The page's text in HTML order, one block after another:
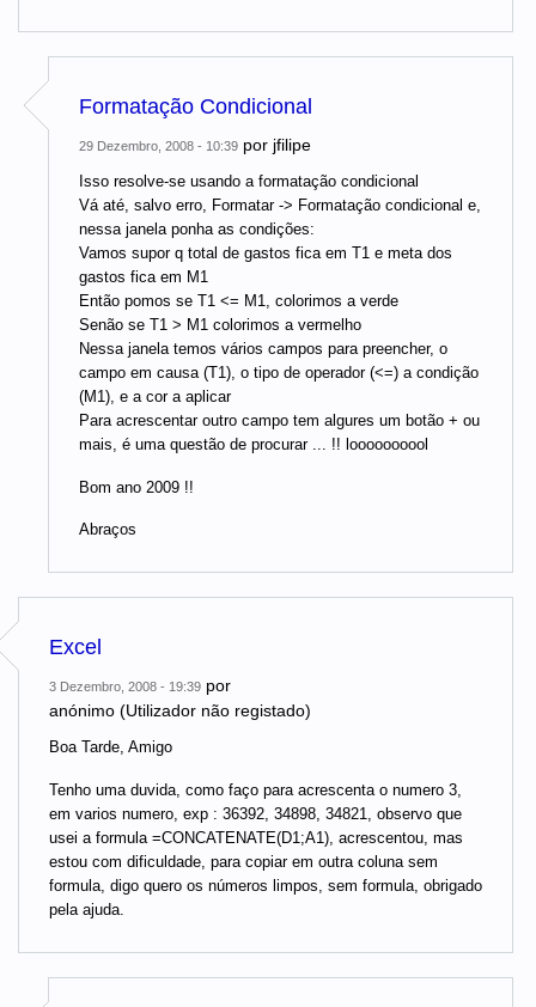
Formatação Condicional
29 Dezembro, 2008 - 10:39 por jfilipe
Isso resolve-se usando a formatação condicional
Vá até, salvo erro, Formatar -> Formatação condicional e,
nessa janela ponha as condições:
Vamos supor q total de gastos fica em T1 e meta dos
gastos fica em M1
Então pomos se T1 <= M1, colorimos a verde
Senão se T1 > M1 colorimos a vermelho
Nessa janela temos vários campos para preencher, o
campo em causa (T1), o tipo de operador (<=) a condição
(M1), e a cor a aplicar
Para acrescentar outro campo tem algures um botão + ou
mais, é uma questão de procurar ... !! loooooooool
Bom ano 2009 !!
Abraços
Excel
3 Dezembro, 2008 - 19:39 por
anónimo (Utilizador não registado)
Boa Tarde, Amigo
Tenho uma duvida, como faço para acrescenta o numero 3,
em varios numero, exp : 36392, 34898, 34821, observo que
usei a formula =CONCATENATE(D1;A1), acrescentou, mas
estou com dificuldade, para copiar em outra coluna sem
formula, digo quero os números limpos, sem formula, obrigado
pela ajuda.